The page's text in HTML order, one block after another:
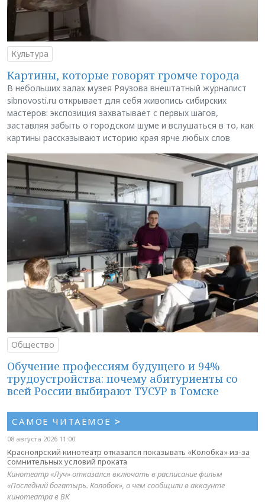
Культура
Картины, которые говорят громче города
В небольших залах музея Ряузова внештатный журналист
sibnovosti.ru открывает для себя живопись сибирских
мастеров: экспозиция захватывает с первых шагов,
заставляя забыть о городском шуме и вслушаться в то, как
картины рассказывают историю края ярче любых слов
Общество
Обучение профессиям будущего и 94%
трудоустройства: почему абитуриенты со
всей России выбирают ТУСУР в Томске
САМОЕ ЧИТАЕМОЕ >
08 августа 2026 11:00
Красноярский кинотеатр отказался показывать «Колобка» из-за
сомнительных условий проката
Кинотеатр «Луч» отказался включать в расписание фильм
«Последний богатырь. Колобок», о чем сообщили в аккаунте
кинотеатра в ВК